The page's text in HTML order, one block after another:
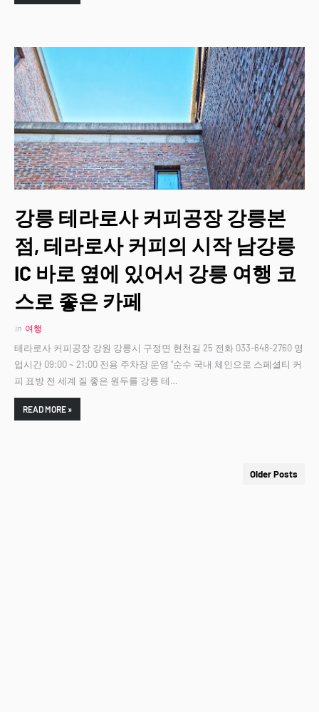
강릉 테라로사 커피공장 강릉본
점, 테라로사 커피의 시작 남강릉
IC 바로 옆에 있어서 강릉 여행 코
스로 좋은 카페
in 여행
테라로사 커피공장 강원 강릉시 구정면 현천길 25 전화 033-648-2760 영
업시간 09:00 ~ 21:00 전용 주차장 운영 "순수 국내 체인으로 스페셜티 커
피 표방 전 세계 질 좋은 원두를 강릉 테…
READ MORE »
Older Posts